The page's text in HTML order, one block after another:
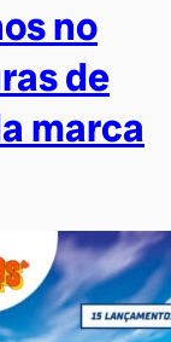
no
de
marca